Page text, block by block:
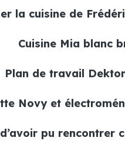
la cuisine de
Cuisine Mia blanc
Plan de travail
Novy et
pu rencontrer